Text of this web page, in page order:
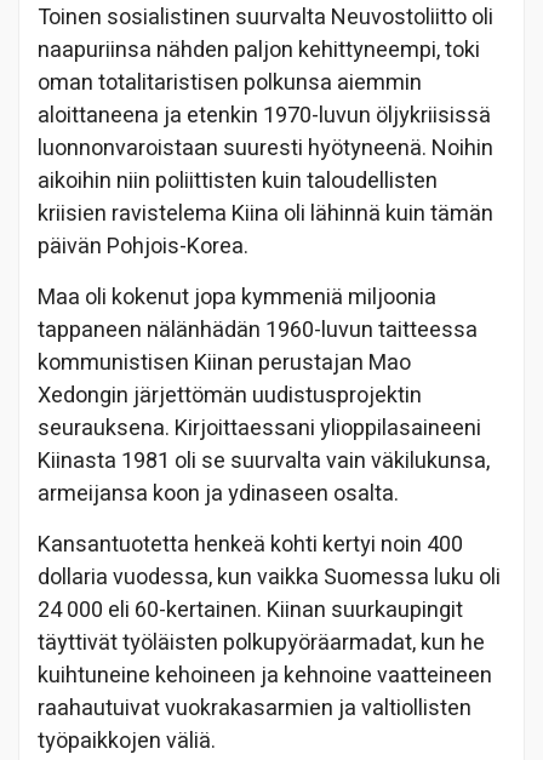
Toinen sosialistinen suurvalta Neuvostoliitto oli
naapuriinsa nähden paljon kehittyneempi, toki
oman totalitaristisen polkunsa aiemmin
aloittaneena ja etenkin 1970-luvun öljykriisissä
luonnonvaroistaan suuresti hyötyneenä. Noihin
aikoihin niin poliittisten kuin taloudellisten
kriisien ravistelema Kiina oli lähinnä kuin tämän
päivän Pohjois-Korea.
Maa oli kokenut jopa kymmeniä miljoonia
tappaneen nälänhädän 1960-luvun taitteessa
kommunistisen Kiinan perustajan Mao
Xedongin järjettömän uudistusprojektin
seurauksena. Kirjoittaessani ylioppilasaineeni
Kiinasta 1981 oli se suurvalta vain väkilukunsa,
armeijansa koon ja ydinaseen osalta.
Kansantuotetta henkeä kohti kertyi noin 400
dollaria vuodessa, kun vaikka Suomessa luku oli
24 000 eli 60-kertainen. Kiinan suurkaupingit
täyttivät työläisten polkupyöräarmadat, kun he
kuihtuneine kehoineen ja kehnoine vaatteineen
raahautuivat vuokrakasarmien ja valtiollisten
työpaikkojen väliä.